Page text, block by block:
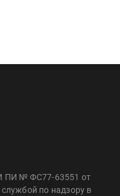
ПИ № ФС77-63551 от
по надзору в